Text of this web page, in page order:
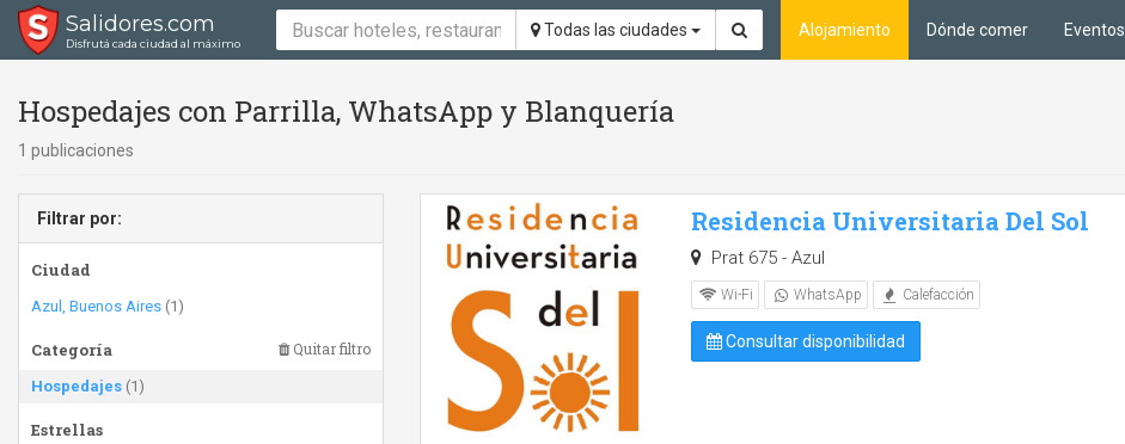
Salidores.com
Disfrutá cada ciudad al máximo
Todas las ciudades Alojamiento Dónde comer Eventos
Hospedajes con Parrilla, WhatsApp y Blanquería
1 publicaciones
Filtrar por:
Ciudad
Azul, Buenos Aires (1)
Categoría Quitar filtro
Hospedajes (1)
Estrellas
Residencia Universitaria Del Sol
Prat 675 - Azul
Wi-Fi WhatsApp Calefacción
Consultar disponibilidad